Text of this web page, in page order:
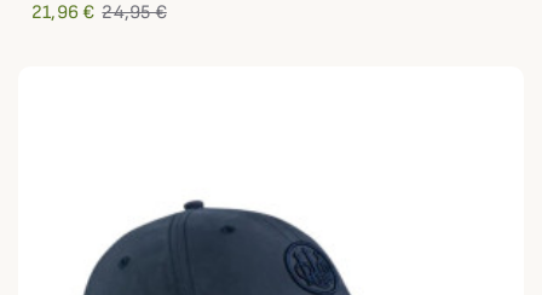
21,96 € 24,95 €